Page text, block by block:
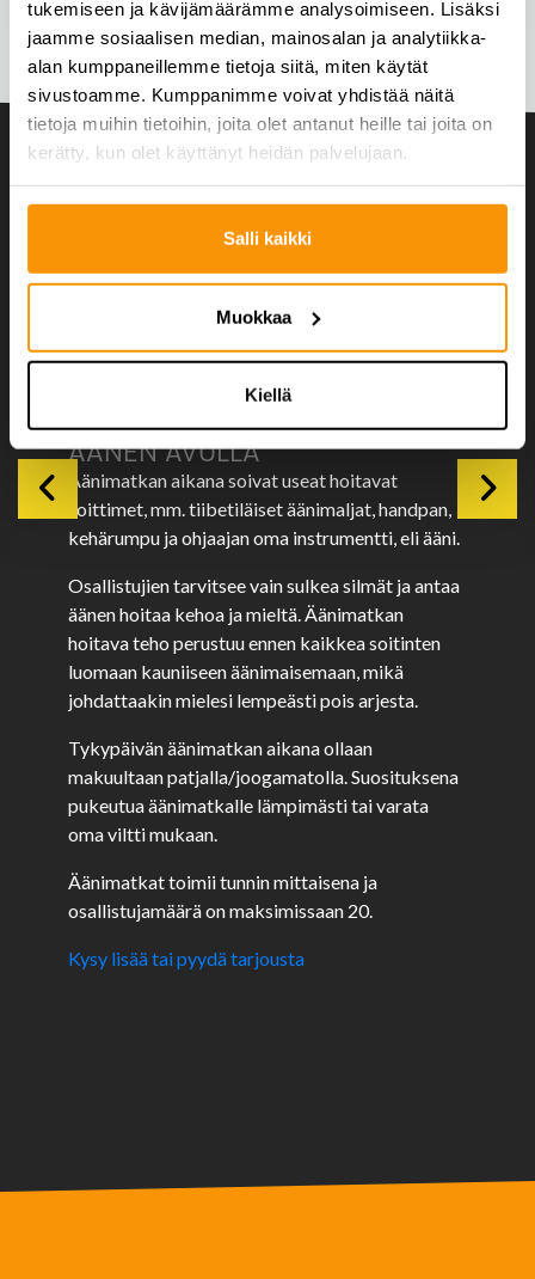
tukemiseen ja kävijämäärämme analysoimiseen. Lisäksi
jaamme sosiaalisen median, mainosalan ja analytiikka-
alan kumppaneillemme tietoja siitä, miten käytät
sivustoamme. Kumppanimme voivat yhdistää näitä
tietoja muihin tietoihin, joita olet antanut heille tai joita on
kerätty, kun olet käyttänyt heidän palvelujaan.
Salli kaikki
Muokkaa
Kiellä
KEHO JA MIELI
Klikkaa lajikuvasta lisätietoa.
ÄÄNEN AVULLA
Äänimatkan aikana soivat useat hoitavat
soittimet, mm. tiibetiläiset äänimaljat, handpan,
kehärumpu ja ohjaajan oma instrumentti, eli ääni.
Osallistujien tarvitsee vain sulkea silmät ja antaa
äänen hoitaa kehoa ja mieltä. Äänimatkan
hoitava teho perustuu ennen kaikkea soitinten
luomaan kauniiseen äänimaisemaan, mikä
johdattaakin mielesi lempeästi pois arjesta.
Tykypäivän äänimatkan aikana ollaan
makuultaan patjalla/joogamatolla. Suosituksena
pukeutua äänimatkalle lämpimästi tai varata
oma viltti mukaan.
Äänimatkat toimii tunnin mittaisena ja
osallistujamäärä on maksimissaan 20.
Kysy lisää tai pyydä tarjousta